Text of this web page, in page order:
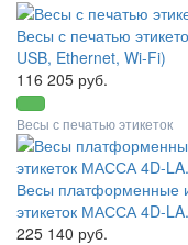
Весы с печатью
USB, Ethernet, Wi-Fi)
116 205 руб.
Весы с печатью этикеток
Весы платформенные
этикеток МАССА 4D-
225 140 руб.